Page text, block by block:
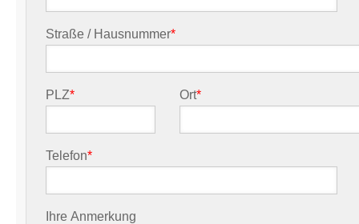
Straße / Hausnummer*
PLZ* Ort*
Telefon*
Ihre Anmerkung